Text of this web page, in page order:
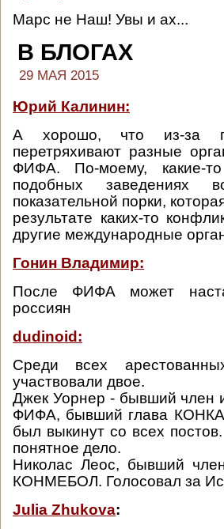
Марс не Наш! Увы и ах...
В БЛОГАХ
29 МАЯ 2015
Юрий Калинин:
А хорошо, что из-за
перетряхивают разные
ФИФА. По-моему, какие-
подобных заведениях
показательной порки,
результате каких-то
другие международные
Гонин Владимир:
После ФИФА может
россиян
dudinoid:
Cреди всех
участвовали двое.
Джек Уорнер - бывший член
ФИФА, бывший глава
был выкинут со всех
понятное дело.
Николас Леос, бывший
КОНМЕБОЛ. Голосовал за
Julia Zhukova: